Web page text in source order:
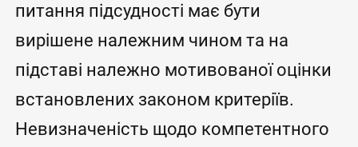
питання підсудності має бути
вирішене належним чином та на
підставі належно мотивованої оцінки
встановлених законом критеріїв.
Невизначеність щодо компетентного